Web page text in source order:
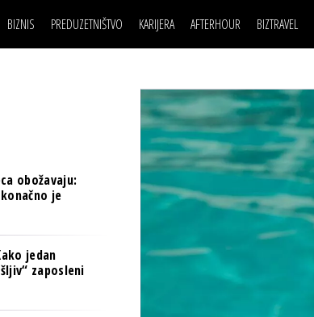
BIZNIS
BREND I KOMUNIKACIJE
BANKE
TECH I AI
BIZNIS & SPORT
PULS REGIONA
PREDUZETNIŠTVO KARIJERA
LJUDI (HR)
MOJ UGAO
USAVRŠAVANJE
KNOW-HOW
AFTERHOUR
KNJIGE
AUTO SVET
STIL
WELLBEING
BIZTRAVEL
BIZNIS SCENA
BREND I KOMUNIKACIJE
OSIGURANJE
TECH I AI
PULS REGIONA
POSAO
MOJ UGAO
USAVRŠAVANJE
KNOW-HOW
FILM I SCENA
AUTO SVET
STIL
WELLBEING
obožavaju:
je
jedan
zaposleni